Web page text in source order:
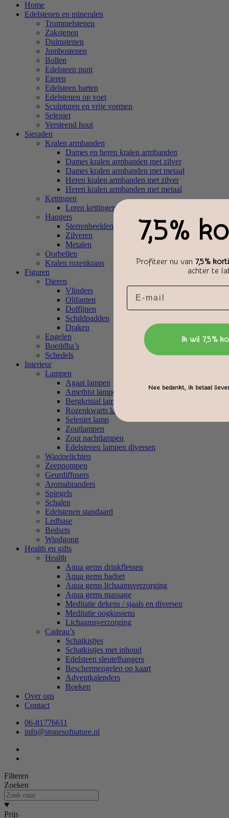
Home
Edelstenen en mineralen
Trommelstenen
Zakstenen
Duimstenen
Jumbostenen
Bollen
Edelsteen punt
Eieren
Edelsteen harten
Edelstenen op voet
Sculpturen en vrije vormen
Seleniet
Versteend hout
Sieraden
Kralen armbanden
Dames en heren kralen armbanden
Dames kralen armbanden met zilver
Dames kralen armbanden met metaal
Heren kralen armbanden met zilver
Heren kralen armbanden met metaal
Kettingen
Leren kettingen
Hangers
Sterrenbeelden
Zilveren
Metalen
Oorbellen
Kralen rozenkrans
Figuren
Dieren
Vlinders
Olifanten
Dolfijnen
Schildpadden
Draken
Engelen
Boeddha’s
Schedels
Interieur
Lampen
Agaat lampen
Amethist lampen
Bergkristal lampen
Rozenkwarts lampen
Seleniet lamp
Zoutlampen
Zout nachtlampen
Edelstenen lampen diversen
Waxinelichten
Zeeppompen
Geurdiffusers
Aromabranders
Spiegels
Schalen
Edelstenen standaard
Ledbase
Bedsets
Windgong
Health en gifts
Health
Aqua gems drinkflessen
Aqua gems badset
Aqua gems lichaamsverzorging
Aqua gems massage
Meditatie dekens / sjaals en diversen
Meditatie oogkussens
Lichaamsverzorging
Cadeau’s
Schatkistjes
Schatkistjes met inhoud
Edelsteen sleutelhangers
Beschermengelen op kaart
Adventkalenders
Boeken
Over ons
Contact
06-81776611
info@stonesofnature.nl
Filteren
Zoeken
Prijs
7,5%
Profiteer nu van 7,5%
achter te
Email
Ik wil 7,5%
Nee bedankt, ik betaal